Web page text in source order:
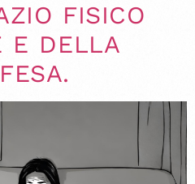
FISICO
E DELLA